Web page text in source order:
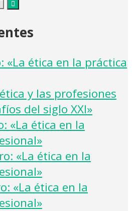
«La ética en la práctica
y las profesiones
del siglo XXI»
«La ética en la
«La ética en la
«La ética en la